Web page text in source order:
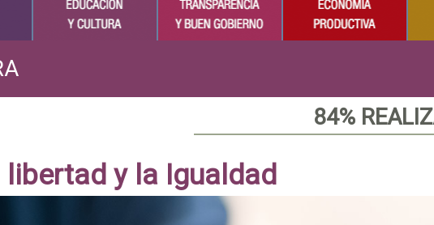
84%
y la Igualdad